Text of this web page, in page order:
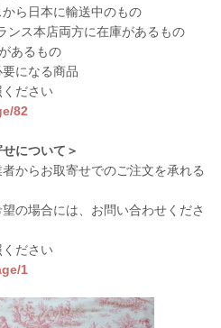
から日本に輸送中のもの
ンス本店両方に在庫があるもの
あるもの
要になる商品
ださい
82
について＞
からお取寄せでのご注文を承れる
の場合には、お問い合わせくださ
ださい
1